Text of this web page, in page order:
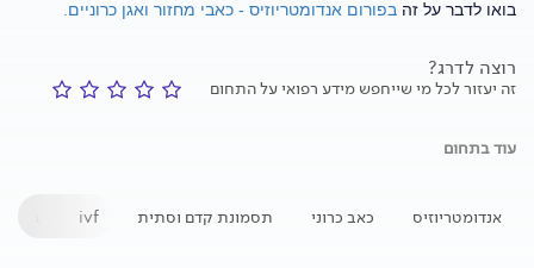
בואו לדבר על זה בפורום אנדומטריוזיס - כאבי מחזור ואגן כרוניים.
רוצה לדרג?
זה יעזור לכל מי שייחפש מידע רפואי על התחום
עוד בתחום
אנדומטריוזיס כאב כרוני תסמונת קדם וסתית ivf